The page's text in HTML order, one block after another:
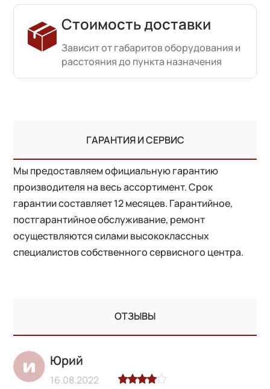
Стоимость доставки
Зависит от габаритов оборудования и
расстояния до пункта назначения
ГАРАНТИЯ И СЕРВИС
Мы предоставляем официальную гарантию
производителя на весь ассортимент. Срок
гарантии составляет 12 месяцев. Гарантийное,
постгарантийное обслуживание, ремонт
осуществляются силами высококлассных
специалистов собственного сервисного центра.
ОТЗЫВЫ
Юрий
16.08.2022